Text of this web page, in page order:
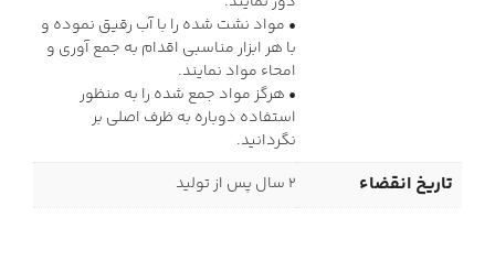
• مواد نشت شده را با آب رقیق نموده و
با هر ابزار مناسبی اقدام به جمع آوری و
امحاء مواد نمایند.
• هرگز مواد جمع شده را به منظور
استفاده دوباره به ظرف اصلی بر
نگردانید.
تاریخ انقضاء 2 سال پس از تولید